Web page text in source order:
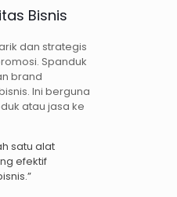
Bisnis
dan strategis
Spanduk
brand
Ini berguna
atau jasa ke
satu alat
efektif